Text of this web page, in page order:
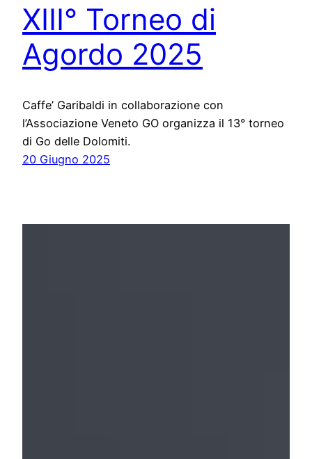
XIII° Torneo di
Agordo 2025
Caffe’ Garibaldi in collaborazione con
l’Associazione Veneto GO organizza il 13° torneo
di Go delle Dolomiti.
20 Giugno 2025